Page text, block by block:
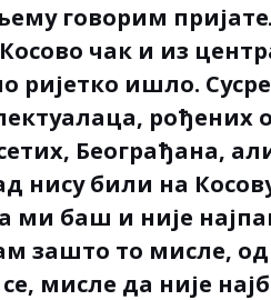
говорим
чак и из
ријетко ишло.
рођених
Београђана,
нису били на
ми баш и није
зашто то мисле,
мисле да није